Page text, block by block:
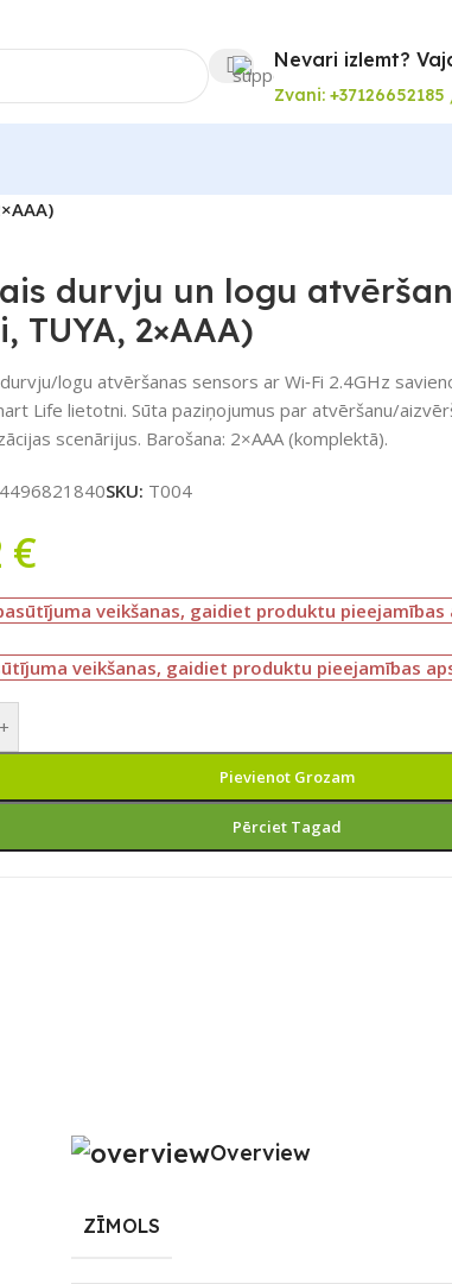
Nevari izlemt?
Zvani:
durvju un logu
TUYA, 2×AAA)
logu atvēršanas sensors ar Wi‑Fi 2.4GHz
Life lietotni. Sūta paziņojumus par atvēršanu/
scenārijus. Barošana: 2×AAA (komplektā).
SKU: T004
€
veikšanas, gaidiet produktu
veikšanas, gaidiet produktu pieejamības
+
Pievienot Grozam
Pērciet Tagad
Overview
ZĪMOLS